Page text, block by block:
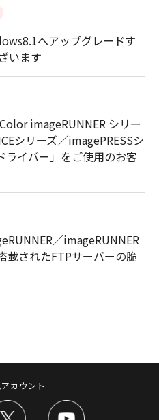
へアップグレードす
います
imageRUNNER シリー
シリーズ／imagePRESSシ
ライバー」をご使用のお客
／imageRUNNER
載されたFTPサーバーの脆
カウント